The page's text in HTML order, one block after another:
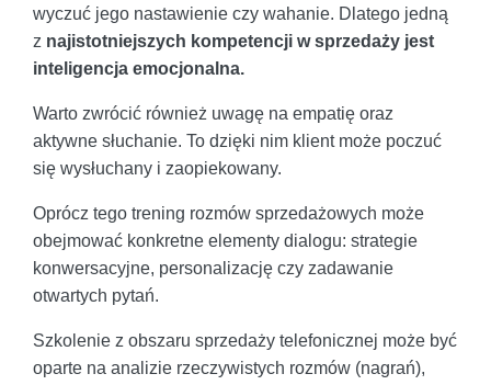
wyczuć jego nastawienie czy wahanie. Dlatego jedną
z najistotniejszych kompetencji w sprzedaży jest
inteligencja emocjonalna.
Warto zwrócić również uwagę na empatię oraz
aktywne słuchanie. To dzięki nim klient może poczuć
się wysłuchany i zaopiekowany.
Oprócz tego trening rozmów sprzedażowych może
obejmować konkretne elementy dialogu: strategie
konwersacyjne, personalizację czy zadawanie
otwartych pytań.
Szkolenie z obszaru sprzedaży telefonicznej może być
oparte na analizie rzeczywistych rozmów (nagrań),